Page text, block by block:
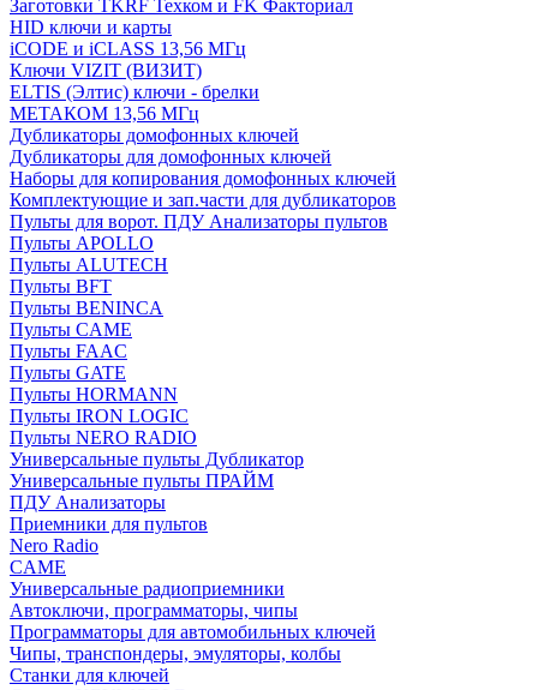
Заготовки TKRF Техком и FK Факториал
HID ключи и карты
iCODE и iCLASS 13,56 МГц
Ключи VIZIT (ВИЗИТ)
ELTIS (Элтис) ключи - брелки
МЕТАКОМ 13,56 МГц
Дубликаторы домофонных ключей
Дубликаторы для домофонных ключей
Наборы для копирования домофонных ключей
Комплектующие и зап.части для дубликаторов
Пульты для ворот. ПДУ Анализаторы пультов
Пульты APOLLO
Пульты ALUTECH
Пульты BFT
Пульты BENINCA
Пульты CAME
Пульты FAAC
Пульты GATE
Пульты HORMANN
Пульты IRON LOGIC
Пульты NERO RADIO
Универсальные пульты Дубликатор
Универсальные пульты ПРАЙМ
ПДУ Анализаторы
Приемники для пультов
Nero Radio
CAME
Универсальные радиоприемники
Автоключи, программаторы, чипы
Программаторы для автомобильных ключей
Чипы, транспондеры, эмуляторы, колбы
Станки для ключей